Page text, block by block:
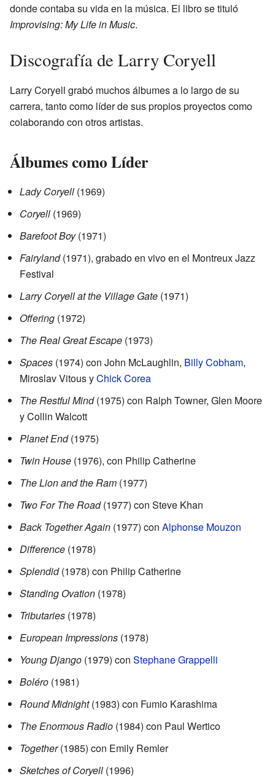
donde contaba su vida en la música. El libro se tituló
Improvising: My Life in Music.
Discografía de Larry Coryell
Larry Coryell grabó muchos álbumes a lo largo de su
carrera, tanto como líder de sus propios proyectos como
colaborando con otros artistas.
Álbumes como Líder
Lady Coryell (1969)
Coryell (1969)
Barefoot Boy(1971)
Fairyland(1971), grabado en vivo en el Montreux Jazz
Festival
Larry Coryell at the Village Gate (1971)
Offering (1972)
The Real Great Escape (1973)
Spaces (1974) con John McLaughlin, Billy Cobham,
Miroslav Vitous yChick Corea
The Restful Mind(1975) con Ralph Towner, Glen Moore
y Collin Walcott
Planet End(1975)
Twin House (1976), con Philip Catherine
The Lion and the Ram (1977)
Two For The Road(1977) con Steve Khan
Back Together Again (1977) con Alphonse Mouzon
Difference (1978)
Splendid(1978) con Philip Catherine
Standing Ovation (1978)
Tributaries (1978)
European Impressions (1978)
Young Django (1979) con Stephane Grappelli
Boléro (1981)
Round Midnight(1983) con Fumio Karashima
The Enormous Radio (1984) con Paul Wertico
Together(1985) con Emily Remler
Sketches of Coryell (1996)